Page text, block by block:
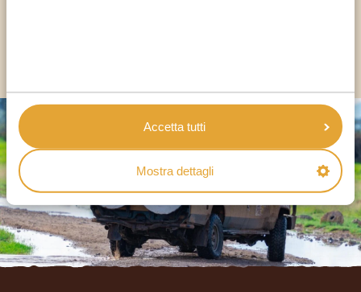
Accetta tutti
Mostra dettagli